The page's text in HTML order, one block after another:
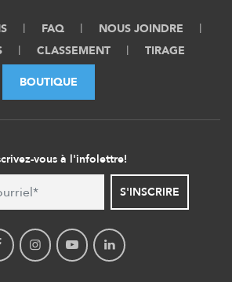
FAQ
NOUS JOINDRE
CLASSEMENT TIRAGE
BOUTIQUE
vous à l'infolettre!
S'INSCRIRE